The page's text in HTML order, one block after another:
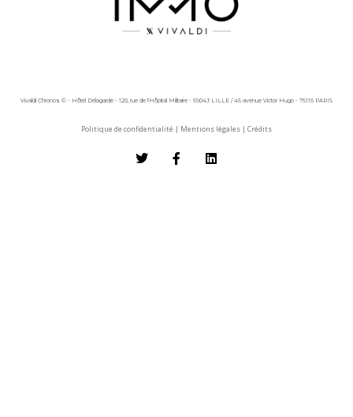
Vivaldi Chronos © - Hôtel Delagarde - 120, rue de l'Hôpital Militaire - 59043 LILLE / 45 avenue Victor Hugo - 75116 PARIS
Politique de confidentialité | Mentions légales | Crédits